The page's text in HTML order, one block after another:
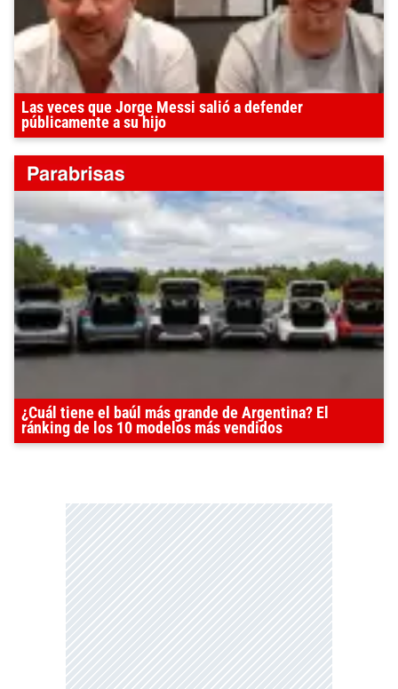
Las veces que Jorge Messi salió a defender
públicamente a su hijo
¿Cuál tiene el baúl más grande de Argentina? El
ránking de los 10 modelos más vendidos